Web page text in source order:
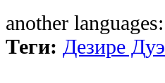
another languages:
Теги: Дезире Дуэ